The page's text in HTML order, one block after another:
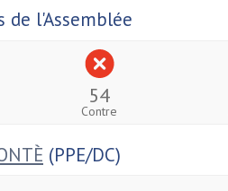
de l'Assemblée
54
Contre
(PPE/DC)